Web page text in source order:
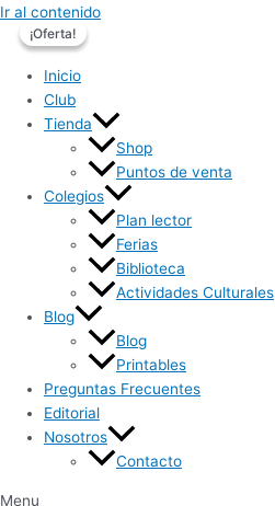
Ir al contenido
Inicio
Club
Tienda
Shop
Puntos de venta
Colegios
Plan lector
Ferias
Biblioteca
Actividades Culturales
Blog
Blog
Printables
Preguntas Frecuentes
Editorial
Nosotros
Contacto
Menu
¡Oferta!
¡Oferta!